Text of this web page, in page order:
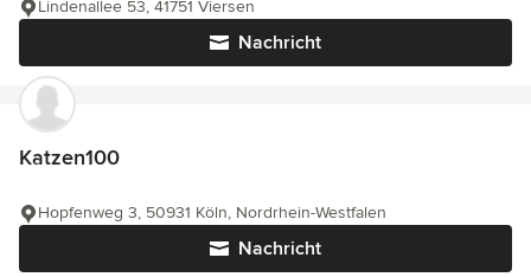
Nachricht
Lindenallee 53, 41751 Viersen
Katzen100
Nachricht
Hopfenweg 3, 50931 Köln, Nordrhein-Westfalen